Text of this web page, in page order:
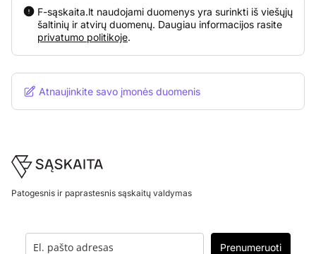
F-sąskaita.lt naudojami duomenys yra surinkti iš viešųjų
šaltinių ir atvirų duomenų. Daugiau informacijos rasite
privatumo politikoje.
Atnaujinkite savo įmonės duomenis
Footer
Patogesnis ir paprastesnis sąskaitų valdymas
Prenumeruoti